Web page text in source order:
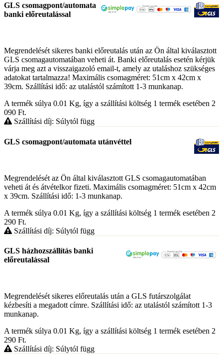
GLS csomagpont/automata
banki előreutalással
Megrendelését sikeres banki előreutalás után az Ön által kiválasztott
GLS csomagautomatában veheti át. Banki előreutalás esetén kérjük
várja meg azt a visszaigazoló email-t, amely az utaláshoz szükséges
adatokat tartalmazza! Maximális csomagméret: 51cm x 42cm x
39cm. Szállítási idő: az utalástól számított 1-3 munkanap.
A termék súlya 0.01 Kg, így a szállítási költség 1 termék esetében 2
090 Ft.
Szállítási díj: Súlytól függ
GLS csomagpont/automata utánvéttel
Megrendelését az Ön által kiválasztott GLS csomagautomatában
veheti át és átvételkor fizeti. Maximális csomagméret: 51cm x 42cm
x 39cm. Szállítási idő: 1-3 munkanap.
A termék súlya 0.01 Kg, így a szállítási költség 1 termék esetében 2
290 Ft.
Szállítási díj: Súlytól függ
GLS házhozszállítás banki
előreutalással
Megrendelését sikeres előreutalás után a GLS futárszolgálat
kézbesíti a megadott címre. Szállítási idő: az utalástól számított 1-3
munkanap.
A termék súlya 0.01 Kg, így a szállítási költség 1 termék esetében 2
290 Ft.
Szállítási díj: Súlytól függ